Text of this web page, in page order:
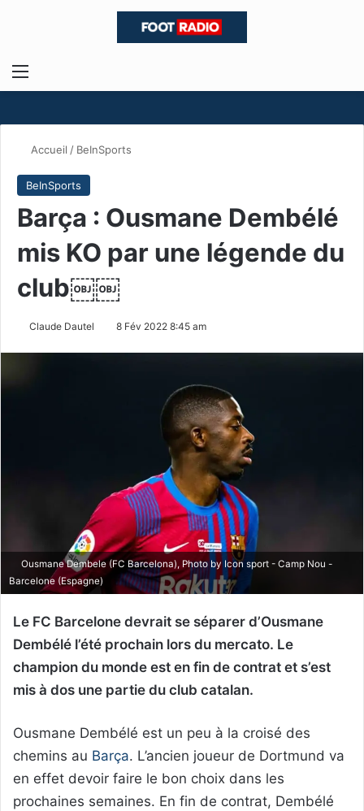
Menu
Accueil / BeInSports
BeInSports
Barça : Ousmane Dembélé
mis KO par une légende du
club￼￼
Claude Dautel 8 Fév 2022 8:45 am
Ousmane Dembele (FC Barcelona), Photo by Icon sport - Camp Nou -
Barcelone (Espagne)
Le FC Barcelone devrait se séparer d’Ousmane
Dembélé l’été prochain lors du mercato. Le
champion du monde est en fin de contrat et s’est
mis à dos une partie du club catalan.
Ousmane Dembélé est un peu à la croisé des
chemins au Barça. L’ancien joueur de Dortmund va
en effet devoir faire le bon choix dans les
prochaines semaines. En fin de contrat, Dembélé